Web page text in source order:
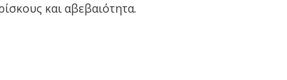
και αβεβαιότητα.